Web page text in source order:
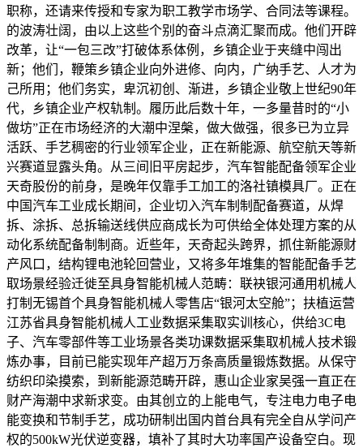
职称，还请来传授和专家为职工教学市场学、合同法等课程。
的波涛壮阔，由以上这些个别的奋斗点滴汇聚而成。他们开辟
改革，让“一包三改”打破体系体例，乡镇企业于夹缝中闯出
新；他们，鞭策乡镇企业向外进修、向内，广纳手艺、人才为
己所用；他们务实，卑沉初创、渐进，乡镇企业敬上世纪90年
代，乡镇企业产权轨制。履历此后数十年，一多量昔时的“小
做坊”正在市场经济的大潮中涅槃，做大做强，很多已为立异
活跃、手艺稠密的行业领军企业，正在新能源、航空航天等新
兴赛道显露头角。从三间旧平房起步，汽车智能配备领军企业
天奇股份的前身，是晚年仅靠手工加工的洛社镇模具厂。正在
中国汽车工业成长期间，企业切入汽车制制配备赛道，从焊
拆、涂拆、总拆输送线供应商成长为可供给全体处理方案的从
动化系统配备制制商。近些年，天奇起头跨界，抓住新能源财
产风口，结构锂电池轮回营业，又将多年堆集的智能配备手艺
取场景经验迁徙至具身智能机械人范畴：联袂银河通用机械人
打制无锡首个具身智能机械人零售店“银河太空舱”；扶植运营
江苏省具身智能机械人工业数据采集取实训核心，供给3C电
子、汽车零部件等工业场景各类功课数据采集取机械人技术锻
炼办事，目前已能实现年产超万万条高质量锻炼数据。从保守
纺织印染摸索，到新能源范畴开辟，惠山企业家吴强一直正在
财产海潮中求新求变。由其创立的上能电气，专注电力电子电
能变换和节制手艺，成功研制出国内首台具有完全自从学问产
权的500kW光伏逆变器，填补了其时大功率国产设备空白。现